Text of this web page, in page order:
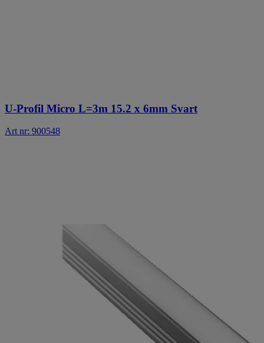
U-Profil Micro L=3m 15.2 x 6mm Svart
Art nr: 900548